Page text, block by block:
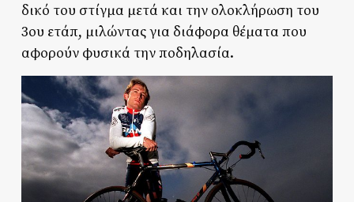
δικό του στίγμα μετά και την ολοκλήρωση του
3ου ετάπ, μιλώντας για διάφορα θέματα που
αφορούν φυσικά την ποδηλασία.